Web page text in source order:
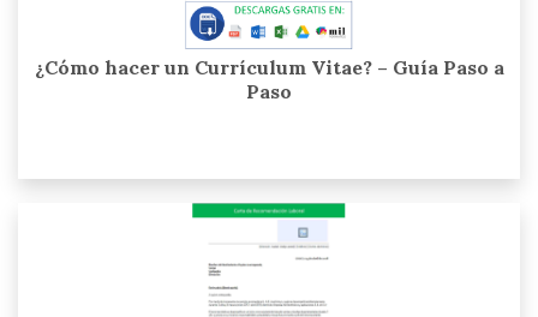
¿Cómo hacer un Currículum Vitae? – Guía Paso a
Paso